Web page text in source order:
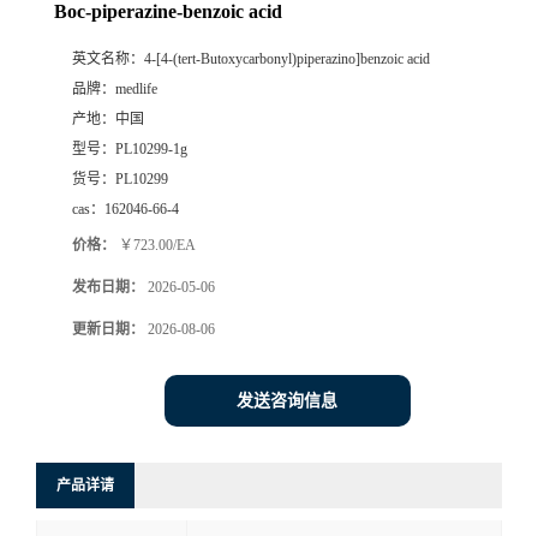
Boc-piperazine-benzoic acid
英文名称： 4-[4-(tert-Butoxycarbonyl)piperazino]benzoic acid
品牌： medlife
产地： 中国
型号： PL10299-1g
货号： PL10299
cas： 162046-66-4
价格： ￥723.00/EA
发布日期： 2026-05-06
更新日期： 2026-08-06
发送咨询信息
产品详请